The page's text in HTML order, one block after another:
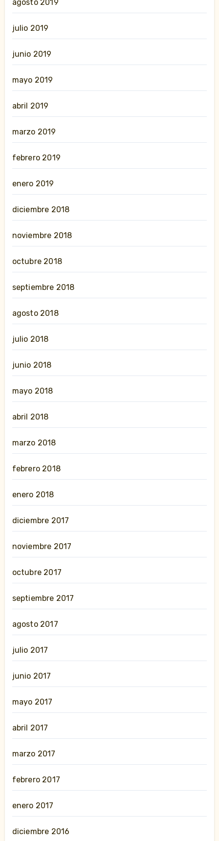
agosto 2019
julio 2019
junio 2019
mayo 2019
abril 2019
marzo 2019
febrero 2019
enero 2019
diciembre 2018
noviembre 2018
octubre 2018
septiembre 2018
agosto 2018
julio 2018
junio 2018
mayo 2018
abril 2018
marzo 2018
febrero 2018
enero 2018
diciembre 2017
noviembre 2017
octubre 2017
septiembre 2017
agosto 2017
julio 2017
junio 2017
mayo 2017
abril 2017
marzo 2017
febrero 2017
enero 2017
diciembre 2016